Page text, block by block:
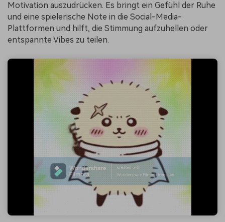
Motivation auszudrücken. Es bringt ein Gefühl der Ruhe
und eine spielerische Note in die Social-Media-
Plattformen und hilft, die Stimmung aufzuhellen oder
entspannte Vibes zu teilen.